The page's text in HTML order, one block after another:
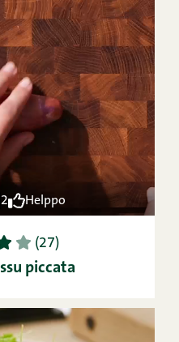
2 Helppo
4 5 (27)
piccata